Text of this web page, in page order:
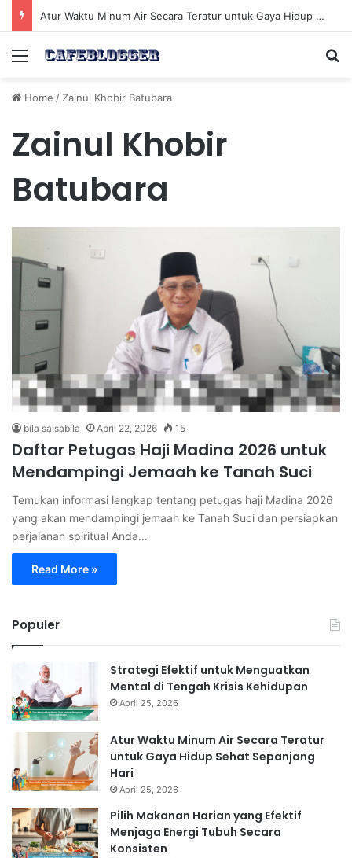
Atur Waktu Minum Air Secara Teratur untuk Gaya Hidup Sehat Sepanjang Hari
Menu
Home / Zainul Khobir Batubara
Zainul Khobir
Batubara
bila salsabila April 22, 2026 15
Daftar Petugas Haji Madina 2026 untuk
Mendampingi Jemaah ke Tanah Suci
Temukan informasi lengkap tentang petugas haji Madina 2026
yang akan mendampingi jemaah ke Tanah Suci dan persiapkan
perjalanan spiritual Anda…
Read More »
Populer
Strategi Efektif untuk Menguatkan
Mental di Tengah Krisis Kehidupan
April 25, 2026
Atur Waktu Minum Air Secara Teratur
untuk Gaya Hidup Sehat Sepanjang
Hari
April 25, 2026
Pilih Makanan Harian yang Efektif
Menjaga Energi Tubuh Secara
Konsisten